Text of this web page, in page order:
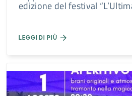
edizione del festival
LEGGI DI PIÙ